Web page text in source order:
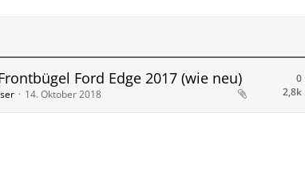
Ford Edge 2017 (wie neu)
14. Oktober 2018
0
2,8k